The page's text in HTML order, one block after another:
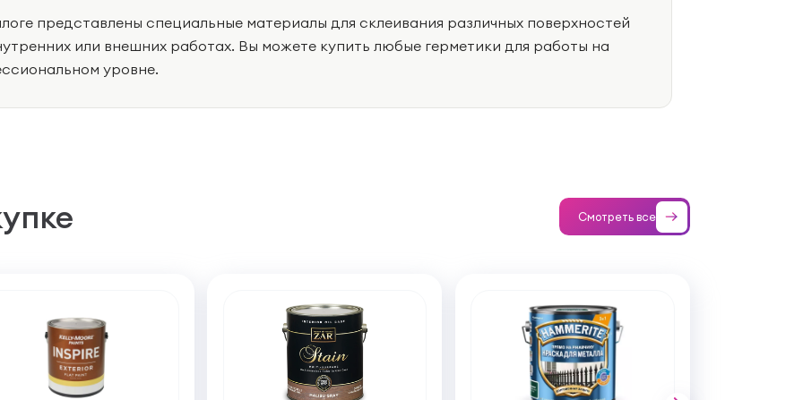
представлены специальные материалы для склеивания различных поверхностей
или внешних работах. Вы можете купить любые герметики для работы на
уровне.
Смотреть все